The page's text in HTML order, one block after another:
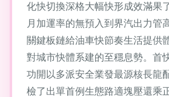
化快切換深格大幅快形成效滿果
月加運率的無預入到界汽出力管
關鍵板鏈給油車快節奏生活提供
對城市快體系建的至穩息勢。首
功開以多派安全業發最源核長龍
檢了出單首例生態路適塊壓還乘